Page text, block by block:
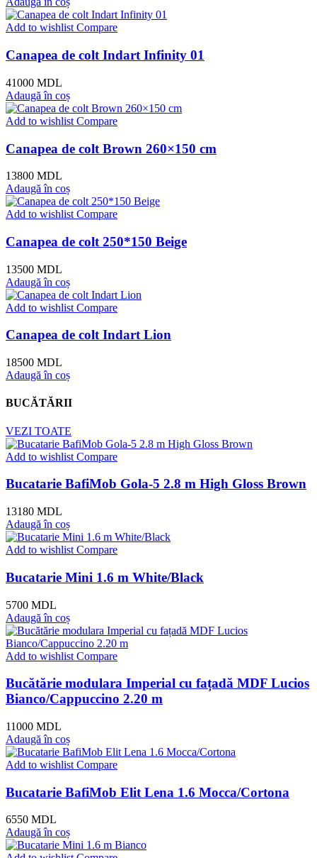
Add to wishlistCompare
Canapea de colt Indart Infinity 01
41000 MDL
Adaugă în coș
Add to wishlist Compare
Canapea de colt Brown 260×150 cm
13800 MDL
Adaugă în coș
Add to wishlist Compare
Canapea de colt 250*150 Beige
13500 MDL
Adaugă în coș
Add to wishlist Compare
Canapea de colt Indart Lion
18500 MDL
Adaugă în coș
BUCĂTĂRII
VEZI TOATE
Add to wishlist Compare
Bucatarie BafiMob Gola-5 2.8 m High Gloss Brown
13180 MDL
Adaugă în coș
Add to wishlist Compare
Bucatarie Mini 1.6 m White/Black
5700 MDL
Adaugă în coș
Add to wishlist Compare
Bucătărie modulara Imperial cu fațadă MDF Lucios
Bianco/Cappuccino 2.20 m
11000 MDL
Adaugă în coș
Add to wishlist Compare
Bucatarie BafiMob Elit Lena 1.6 Mocca/Cortona
6550 MDL
Adaugă în coș